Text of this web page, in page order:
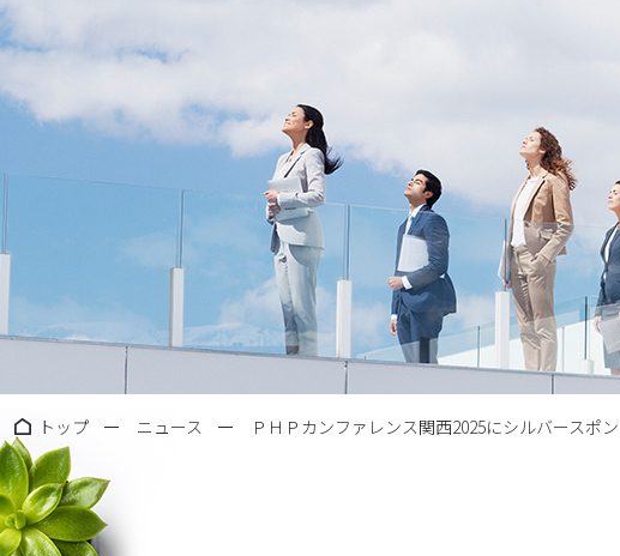
トップ ニュース ＰＨＰカンファレンス関西2025にシルバースポ